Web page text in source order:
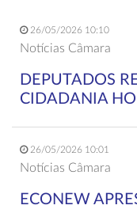
26/05/2026 10:10
Notícias Câmara
DEPUTADOS
CIDADANIA
26/05/2026 10:01
Notícias Câmara
ECONEW